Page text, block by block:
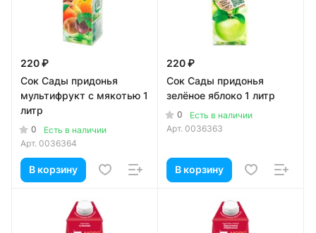
220 ₽
Сок Сады придонья
мультифрукт с мякотью 1
литр
0
Есть в наличии
Арт. 0036364
В корзину
220 ₽
Сок Сады придонья
зелёное яблоко 1 литр
0
Есть в наличии
Арт. 0036363
В корзину